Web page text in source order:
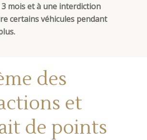
mois et à une interdiction
certains véhicules pendant
des
et
de points